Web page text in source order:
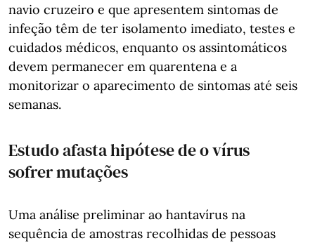
navio cruzeiro e que apresentem sintomas de
infeção têm de ter isolamento imediato, testes e
cuidados médicos, enquanto os assintomáticos
devem permanecer em quarentena e a
monitorizar o aparecimento de sintomas até seis
semanas.
Estudo afasta hipótese de o vírus
sofrer mutações
Uma análise preliminar ao hantavírus na
sequência de amostras recolhidas de pessoas